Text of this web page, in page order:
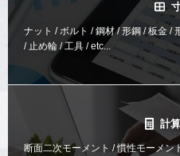
ナット / ボルト / 鋼材 / 形鋼 / 板金 /
/ 止め輪 / 工具 / etc...
計
断面二次モーメント / 慣性モーメン